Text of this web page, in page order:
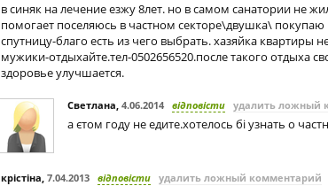
в синяк на лечение езжу 8лет. но в самом санатории не
помогает поселяюсь в частном секторе\двушка\ покупаю
спутницу-благо есть из чего выбрать. хазяйка квартиры
мужики-отдыхайте.тел-0502656520.после такого
здоровье улучшается.
Светлана, 4.06.2014 відповісти удалить ложный
а єтом году не едите.хотелось бі узнать о
крістіна, 7.04.2013 відповісти удалить ложный комментарий